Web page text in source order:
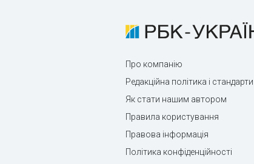
Про компанію
Редакційна політика і стандарти
Як стати нашим автором
Правила користування
Правова інформація
Політика конфіденційності